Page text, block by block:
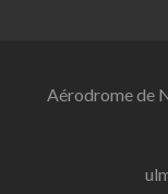
Aérodrome de